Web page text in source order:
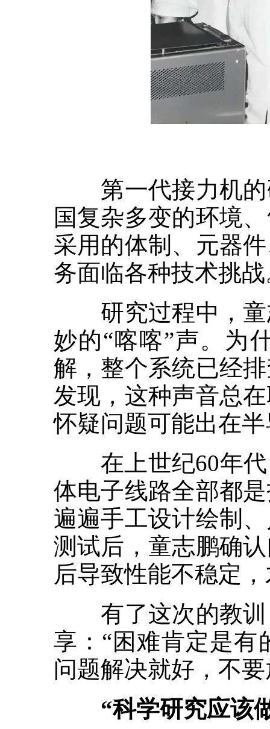
第一代接力机的
国复杂多变的环境
采用的体制、元器
务面临各种技术挑
研究过程中，童
妙的“喀喀”声。为
解，整个系统已经
发现，这种声音总
怀疑问题可能出在
在上世纪60年代
体电子线路全部都
遍遍手工设计绘制
测试后，童志鹏确
后导致性能不稳定
有了这次的教训
享：“困难肯定是有
问题解决就好，不
“科学研究应该做